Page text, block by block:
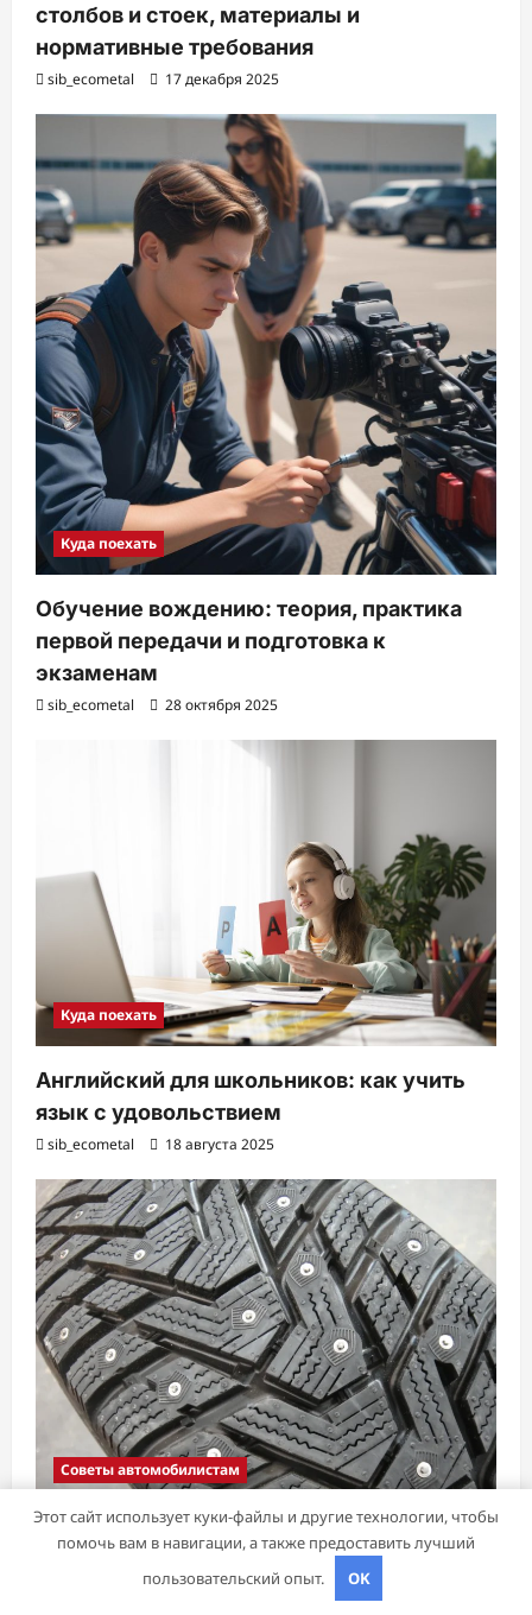
столбов и стоек, материалы и
нормативные требования
sib_ecometal 17 декабря 2025
Куда поехать
Обучение вождению: теория, практика
первой передачи и подготовка к
экзаменам
sib_ecometal 28 октября 2025
Куда поехать
Английский для школьников: как учить
язык с удовольствием
sib_ecometal 18 августа 2025
Советы автомобилистам
Шины Hankook Зима Шипованные: Ваш
Надежный Партнёр на Снежных Дорогах
Этот сайт использует куки-файлы и другие технологии, чтобы
помочь вам в навигации, а также предоставить лучший
пользовательский опыт.
OK